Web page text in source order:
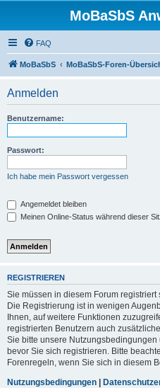
MoBaSbS
FAQ
MoBaSbS MoBaSbS-Foren-
Anmelden
Benutzername:
Passwort:
Ich habe mein Passwort vergessen
Angemeldet bleiben
Meinen Online-Status während dieser
REGISTRIEREN
Sie müssen in diesem Forum registriert
Die Registrierung ist in wenigen
Ihnen, auf weitere Funktionen
registrierten Benutzern auch
Sie bitte unsere
bevor Sie sich registrieren. Bitte
Forenregeln, wenn Sie sich in diesem
Nutzungsbedingungen |